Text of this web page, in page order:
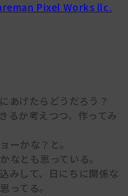
あげたらどうだろう？
るか考えつつ、作ってみ
ーかな？と。
なとも思っている。
みして、日にちに関係な
ってる。